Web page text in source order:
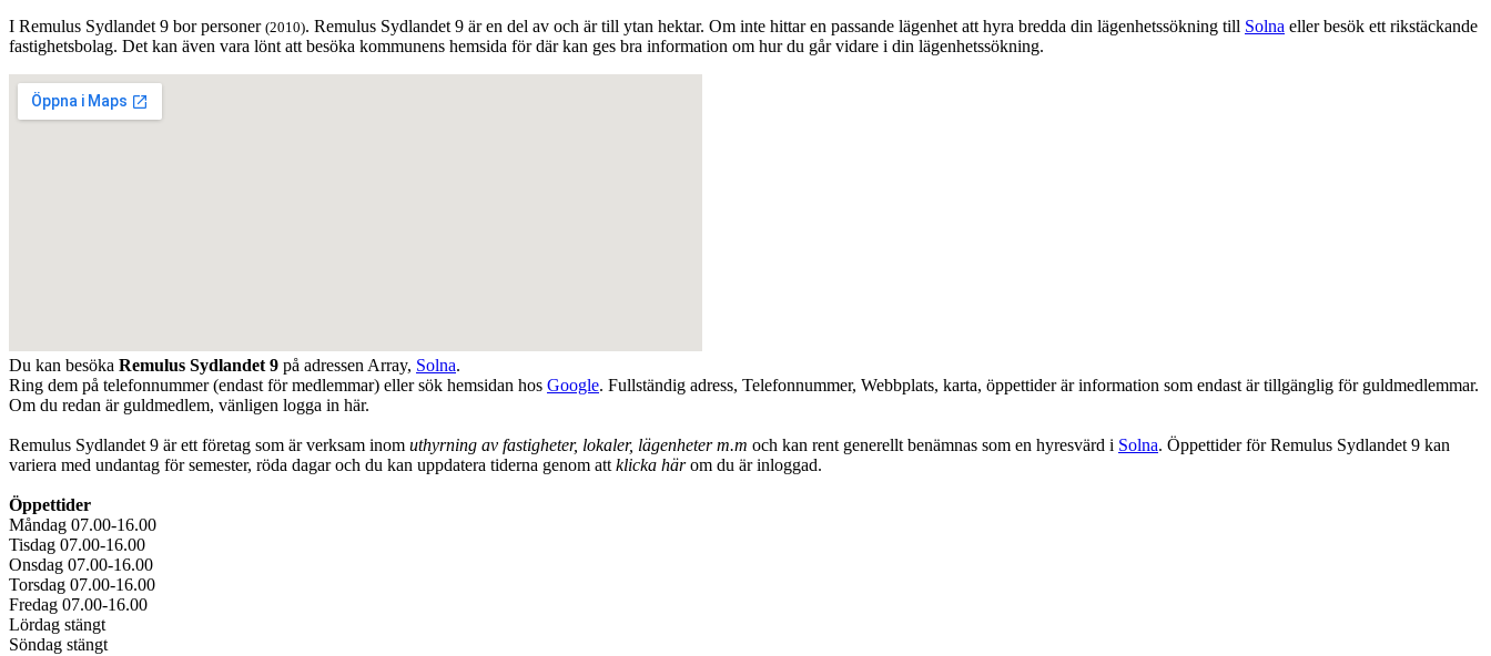
I Remulus Sydlandet 9 bor personer (2010). Remulus Sydlandet 9 är en del av och är till ytan hektar. Om inte hittar en passande lägenhet att hyra bredda din lägenhetssökning till Solna eller besök ett rikstäckande
fastighetsbolag. Det kan även vara lönt att besöka kommunens hemsida för där kan ges bra information om hur du går vidare i din lägenhetssökning.
Du kan besöka Remulus Sydlandet 9 på adressen Array, Solna.
Ring dem på telefonnummer (endast för medlemmar) eller sök hemsidan hos Google. Fullständig adress, Telefonnummer, Webbplats, karta, öppettider är information som endast är tillgänglig för guldmedlemmar.
Om du redan är guldmedlem, vänligen logga in här.
Remulus Sydlandet 9 är ett företag som är verksam inom uthyrning av fastigheter, lokaler, lägenheter m.m och kan rent generellt benämnas som en hyresvärd i Solna. Öppettider för Remulus Sydlandet 9 kan
variera med undantag för semester, röda dagar och du kan uppdatera tiderna genom att klicka härom du är inloggad.
Öppettider
Måndag 07.00-16.00
Tisdag 07.00-16.00
Onsdag 07.00-16.00
Torsdag 07.00-16.00
Fredag 07.00-16.00
Lördag stängt
Söndag stängt